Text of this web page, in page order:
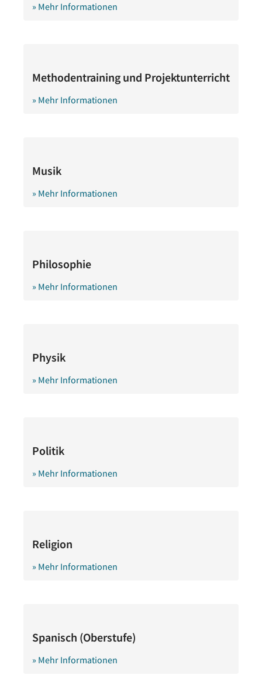
» Mehr Informationen
Methodentraining und Projektunterricht
» Mehr Informationen
Musik
» Mehr Informationen
Philosophie
» Mehr Informationen
Physik
» Mehr Informationen
Politik
» Mehr Informationen
Religion
» Mehr Informationen
Spanisch (Oberstufe)
» Mehr Informationen